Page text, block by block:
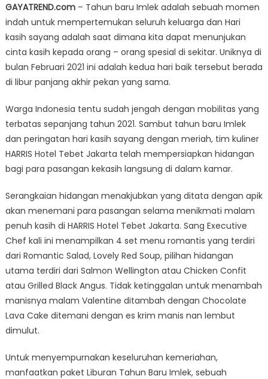
GAYATREND.com– Tahun baru Imlek adalah sebuah momen
indah untuk mempertemukan seluruh keluarga dan Hari
kasih sayang adalah saat dimana kita dapat menunjukan
cinta kasih kepada orang – orang spesial di sekitar. Uniknya di
bulan Februari 2021 ini adalah kedua hari baik tersebut berada
di libur panjang akhir pekan yang sama.
Warga Indonesia tentu sudah jengah dengan mobilitas yang
terbatas sepanjang tahun 2021. Sambut tahun baru Imlek
dan peringatan hari kasih sayang dengan meriah, tim kuliner
HARRIS Hotel Tebet Jakarta telah mempersiapkan hidangan
bagi para pasangan kekasih langsung di dalam kamar.
Serangkaian hidangan menakjubkan yang ditata dengan apik
akan menemani para pasangan selama menikmati malam
penuh kasih di HARRIS Hotel Tebet Jakarta. Sang Executive
Chef kali ini menampilkan 4 set menu romantis yang terdiri
dari Romantic Salad, Lovely Red Soup, pilihan hidangan
utama terdiri dari Salmon Wellington atau Chicken Confit
atau Grilled Black Angus. Tidak ketinggalan untuk menambah
manisnya malam Valentine ditambah dengan Chocolate
Lava Cake ditemani dengan es krim manis nan lembut
dimulut.
Untuk menyempurnakan keseluruhan kemeriahan,
manfaatkan paket Liburan Tahun Baru Imlek, sebuah